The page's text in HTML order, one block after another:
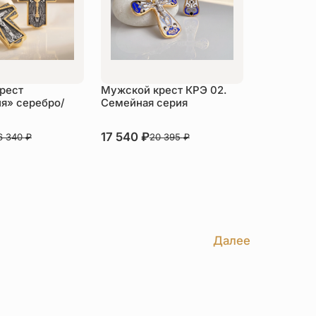
серебро/
340₽
Мужской крест КРЭ 02.
Семейная серия
В наличии
17 540 ₽20 395₽
Далее